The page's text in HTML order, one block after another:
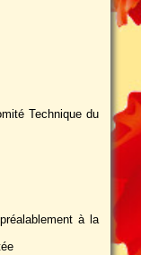
Technique du
à la